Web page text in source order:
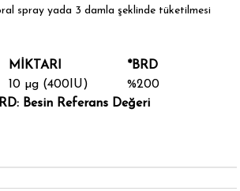
spray yada 3 damla şeklinde tüketilmesi
MİKTARI
*BRD
10 µg (400IU)
%200
Besin Referans Değeri